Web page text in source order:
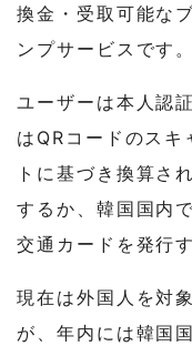
換金・受取可能な
ンプサービスです。
ユーザーは本人認
はQRコードのス
トに基づき換算さ
するか、韓国国内
交通カードを発行
現在は外国人を対
が、年内には韓国